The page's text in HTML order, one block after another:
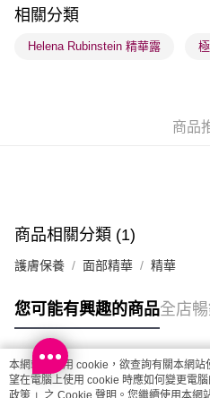
順豐站及營業點 - 確認發貨後1-3個
(澳門門市) 只顯示可選門市。確認
取。逾期會取消訂單，並不會安排
每筆HK$20.00，滿HK$100.00或以
澳門地區配送 - 確認發貨後1-4個工
相關分類
Helena Rubinstein 精華露
商品
商品相關分類 (1)
護膚保養 面部精華 精華
您可能有興趣的商品全店
熱門標籤
本網站中使用 cookie，欲查詢有關本網
望在電腦上使用 cookie 時應如何變更電
政策 」之 Cookie 聲明。您繼續使用本網